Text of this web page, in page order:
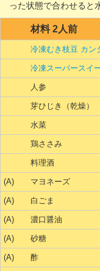
った状態で合わせると
材料 2人前
冷凍むき枝豆 カン
冷凍スーパースイ
人参
芽ひじき（乾燥）
水菜
鶏ささみ
料理酒
(A) マヨネーズ
(A) 白ごま
(A) 濃口醤油
(A) 砂糖
(A) 酢